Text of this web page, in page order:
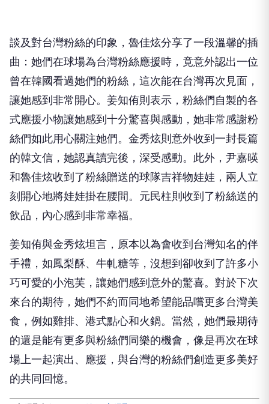
談及對台灣粉絲的印象，魯佳炫分享了一段溫馨的插
曲：她們在球場為台灣粉絲應援時，竟意外認出一位
曾在韓國看過她們的粉絲，這次能在台灣再次見面，
讓她感到非常開心。姜知侑則表示，粉絲們自製的各
式應援小物讓她感到十分驚喜與感動，她非常感謝粉
絲們如此用心關注她們。金秀炫則意外收到一封長篇
的韓文信，她認真讀完後，深受感動。此外，尹嘉暎
和魯佳炫收到了粉絲贈送的球隊吉祥物娃娃，兩人立
刻開心地將娃娃掛在腰間。元民柱則收到了粉絲送的
飲品，內心感到非常幸福。
姜知侑與金秀炫坦言，原本以為會收到台灣知名的伴
手禮，如鳳梨酥、牛軋糖等，沒想到卻收到了許多小
巧可愛的小泡芙，讓她們感到意外的驚喜。對於下次
來台的期待，她們不約而同地希望能品嚐更多台灣美
食，例如雞排、港式點心和火鍋。當然，她們最期待
的還是能有更多與粉絲們同樂的機會，像是再次在球
場上一起演出、應援，與台灣的粉絲們創造更多美好
的共同回憶。